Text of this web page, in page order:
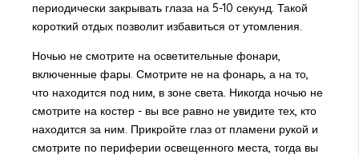
периодически закрывать глаза на 5-10 секунд. Такой
короткий отдых позволит избавиться от утомления.
Ночью не смотрите на осветительные фонари,
включенные фары. Смотрите не на фонарь, а на то,
что находится под ним, в зоне света. Никогда ночью не
смотрите на костер - вы все равно не увидите тех, кто
находится за ним. Прикройте глаз от пламени рукой и
смотрите по периферии освещенного места, тогда вы